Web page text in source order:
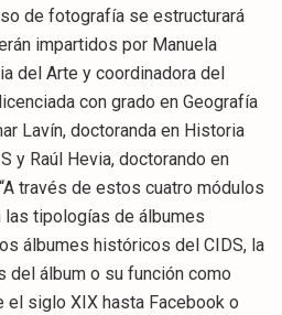
de fotografía se estructurará
impartidos por Manuela
del Arte y coordinadora del
con grado en Geografía
Lavín, doctoranda en Historia
y Raúl Hevia, doctorando en
través de estos cuatro módulos
tipologías de álbumes
álbumes históricos del CIDS, la
del álbum o su función como
el siglo XIX hasta Facebook o